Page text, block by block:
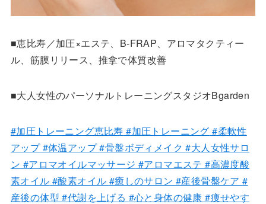
■恵比寿／加圧×エステ、B-FRAP、アロマタクティー
ル、筋膜リリース、推拿で体質改善
■大人女性のパーソナルトレーニングスタジオBgarden
#加圧トレーニング恵比寿 #加圧トレーニング #柔軟性
アップ#体温アップ#骨盤ボディメイク#大人女性サロ
ン #アロマオイルマッサージ #アロマエステ#高濃度酸
素オイル #酸素オイル #癒しのサロン #産後骨盤ケア#
産後の体型#代謝を上げる #心と身体の健康#痩せやす